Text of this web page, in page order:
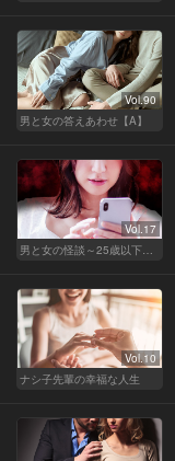
Vol.90
男と女の答えあわせ【A】
Vol.17
男と女の怪談～25歳以下閲覧禁止～
Vol.10
ナシ子先輩の幸福な人生